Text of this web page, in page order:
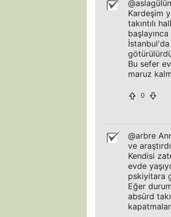
Kardeşim
takıntılı
Bu sefer
maruz
0
@arbre
ve
Kendisi
evde
pskiyitara
Eğer
absürd